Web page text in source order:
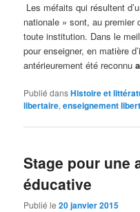
Les méfaits qui résultent
nationale » sont, au premier
toute institution. Dans le
pour enseigner, en matière
antérieurement été reconnu
Publié dansHistoire et
libertaire,enseignement
Stage pour une
éducative
Publié le20 janvier 2015